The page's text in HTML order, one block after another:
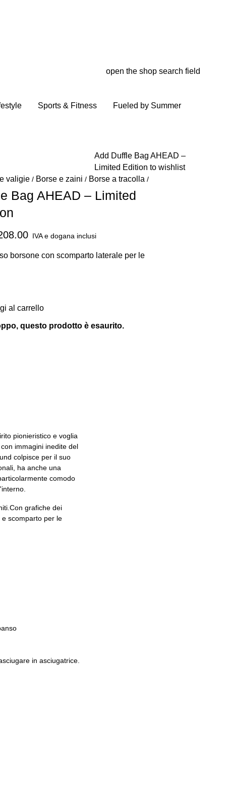
open the shop search field
Sports & Fitness Fueled by Summer
Add Duffle Bag AHEAD –
Limited Edition to wishlist
valigie / Borse e zaini / Borse a tracolla /
Bag AHEAD – Limited
IVA e dogana inclusi
borsone con scomparto laterale per le
al carrello
questo prodotto è esaurito.
pionieristico e voglia
immagini inedite del
colpisce per il suo
ha anche una
comodo
Con grafiche dei
e scomparto per le
in asciugatrice.